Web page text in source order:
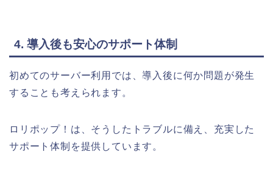
4. 導入後も安心のサポート体制
初めてのサーバー利用では、導入後に何か問題が発生
することも考えられます。
ロリポップ！は、そうしたトラブルに備え、充実した
サポート体制を提供しています。